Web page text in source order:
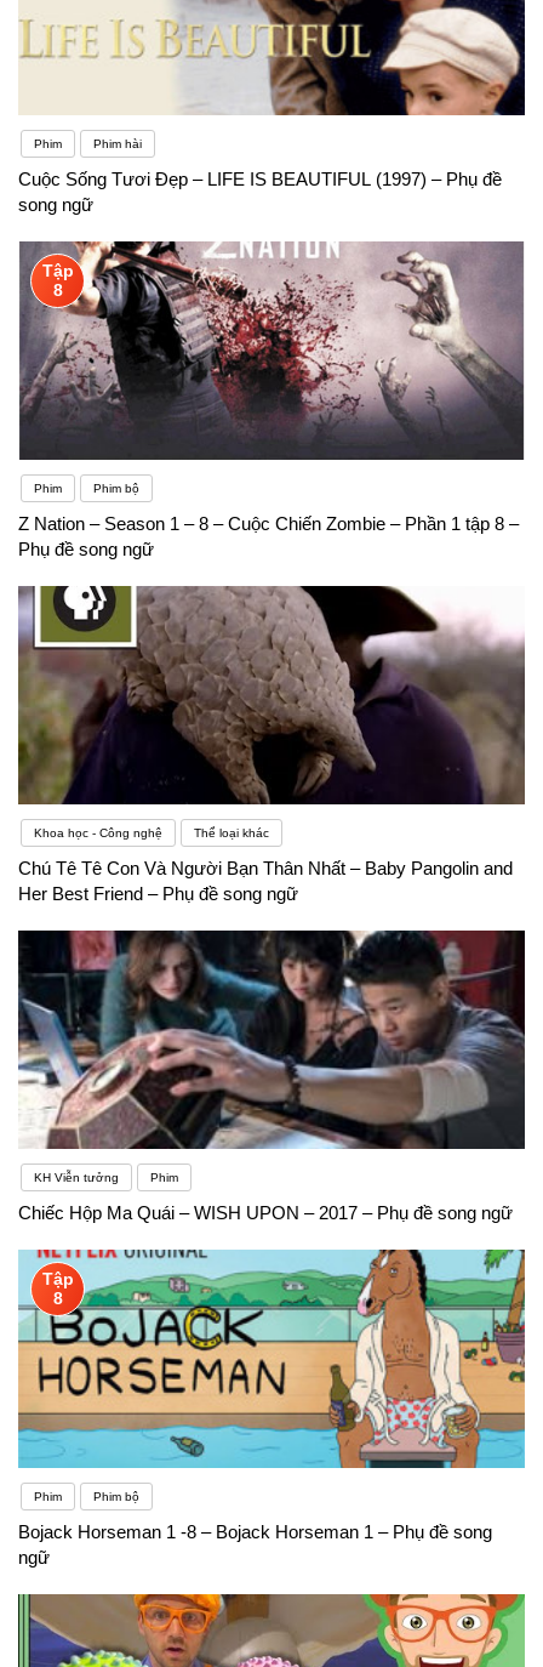
Phim Phim hài
Cuộc Sống Tươi Đẹp – LIFE IS BEAUTIFUL (1997) – Phụ đề
song ngữ
Tập
8
Phim Phim bộ
Z Nation – Season 1 – 8 – Cuộc Chiến Zombie – Phần 1 tập 8 –
Phụ đề song ngữ
Khoa học - Công nghệ Thể loại khác
Chú Tê Tê Con Và Người Bạn Thân Nhất – Baby Pangolin and
Her Best Friend – Phụ đề song ngữ
KH Viễn tưởng Phim
Chiếc Hộp Ma Quái – WISH UPON – 2017 – Phụ đề song ngữ
Tập
8
Phim Phim bộ
Bojack Horseman 1 -8 – Bojack Horseman 1 – Phụ đề song
ngữ